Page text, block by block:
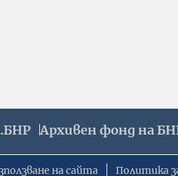
Архивен фонд на
на сайта Политика